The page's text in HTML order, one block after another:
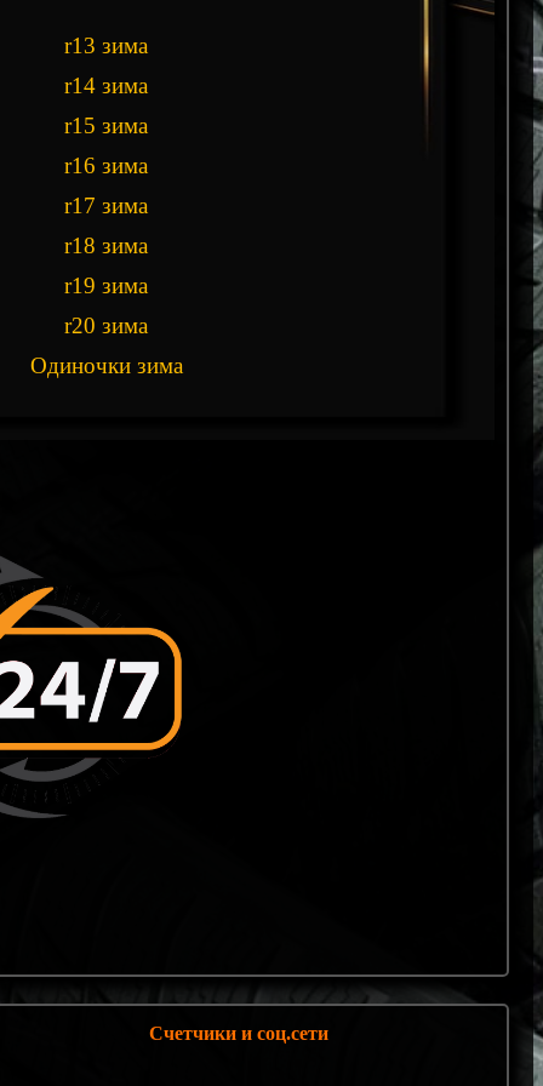
r13 зима
r14 зима
r15 зима
r16 зима
r17 зима
r18 зима
r19 зима
r20 зима
Одиночки зима
Счетчики и соц.сети